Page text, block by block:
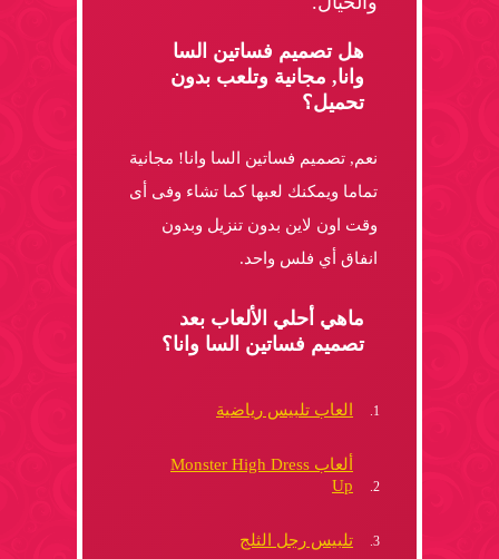
هل تصميم فساتين السا
وانا, مجانية وتلعب بدون
تحميل؟
نعم, تصميم فساتين السا وانا! مجانية
تماما ويمكنك لعبها كما تشاء وفى أى
وقت اون لاين بدون تنزيل وبدون
انفاق أي فلس واحد.
ماهي أحلي الألعاب بعد
تصميم فساتين السا وانا؟
العاب تلبيس رياضية
ألعاب Monster High Dress
Up
تلبيس رجل الثلج